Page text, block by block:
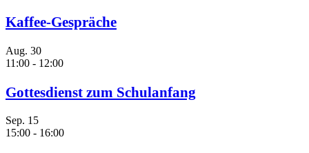
Kaffee-Gespräche
Aug. 30
11:00 - 12:00
Gottesdienst zum Schulanfang
Sep. 15
15:00 - 16:00